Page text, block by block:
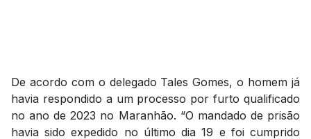
De acordo com o delegado Tales Gomes, o homem já
havia respondido a um processo por furto qualificado
no ano de 2023 no Maranhão. “O mandado de prisão
havia sido expedido no último dia 19 e foi cumprido